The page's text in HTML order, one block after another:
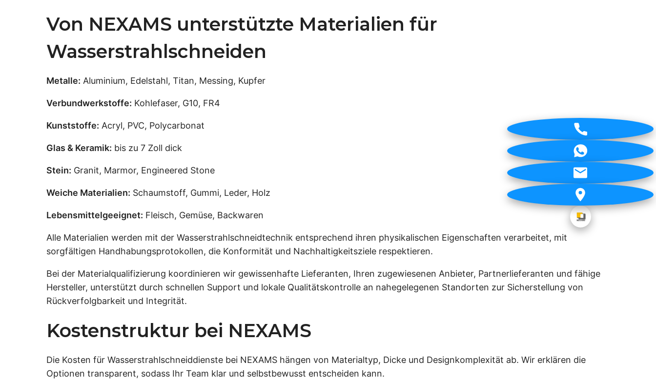
Von NEXAMS unterstützte Materialien für
Wasserstrahlschneiden
Metalle: Aluminium, Edelstahl, Titan, Messing, Kupfer
Verbundwerkstoffe: Kohlefaser, G10, FR4
Kunststoffe: Acryl, PVC, Polycarbonat
Glas & Keramik: bis zu 7 Zoll dick
Stein: Granit, Marmor, Engineered Stone
Weiche Materialien: Schaumstoff, Gummi, Leder, Holz
Lebensmittelgeeignet: Fleisch, Gemüse, Backwaren
Alle Materialien werden mit der Wasserstrahlschneidtechnik entsprechend ihren physikalischen Eigenschaften verarbeitet, mit
sorgfältigen Handhabungsprotokollen, die Konformität und Nachhaltigkeitsziele respektieren.
Bei der Materialqualifizierung koordinieren wir gewissenhafte Lieferanten, Ihren zugewiesenen Anbieter, Partnerlieferanten und fähige
Hersteller, unterstützt durch schnellen Support und lokale Qualitätskontrolle an nahegelegenen Standorten zur Sicherstellung von
Rückverfolgbarkeit und Integrität.
Kostenstruktur bei NEXAMS
Die Kosten für Wasserstrahlschneiddienste bei NEXAMS hängen von Materialtyp, Dicke und Designkomplexität ab. Wir erklären die
Optionen transparent, sodass Ihr Team klar und selbstbewusst entscheiden kann.